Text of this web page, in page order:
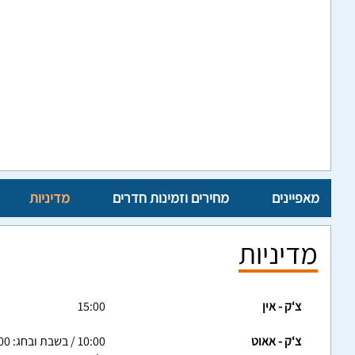
מאפיינים מחירים וזמינות חדרים מדיניות
מדיניות
צ‘ק - אין 15:00
צ‘ק - אאוט
10:00 / בשבת ובחג: 12:00